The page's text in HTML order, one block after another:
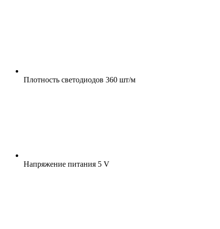
Плотность светодиодов 360 шт/м
Напряжение питания 5 V